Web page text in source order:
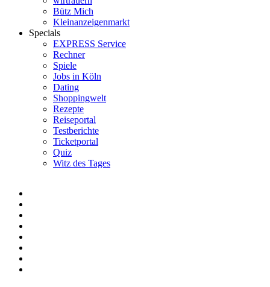
Bütz Mich
Kleinanzeigenmarkt
Specials
EXPRESS Service
Rechner
Spiele
Jobs in Köln
Dating
Shoppingwelt
Rezepte
Reiseportal
Testberichte
Ticketportal
Quiz
Witz des Tages